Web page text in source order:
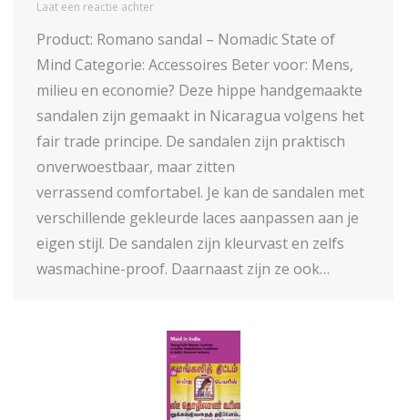
Laat een reactie achter
Product: Romano sandal – Nomadic State of
Mind Categorie: Accessoires Beter voor: Mens,
milieu en economie? Deze hippe handgemaakte
sandalen zijn gemaakt in Nicaragua volgens het
fair trade principe. De sandalen zijn praktisch
onverwoestbaar, maar zitten
verrassend comfortabel. Je kan de sandalen met
verschillende gekleurde laces aanpassen aan je
eigen stijl. De sandalen zijn kleurvast en zelfs
wasmachine-proof. Daarnaast zijn ze ook…